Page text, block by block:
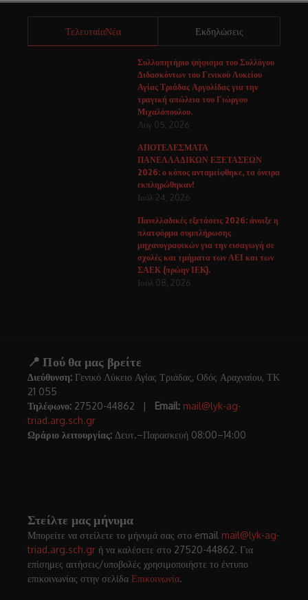
ΤελευταίαΝέα Εκδηλώσεις
Συλλυπητήριο ψήφισμα του Συλλόγου
Διδασκόντων του Γενικού Λυκείου
Αγίας Τριάδας Αργολίδας για την
τραγική απώλεια του Γιώργου
Μιχαλόπουλου.
Αυγ 05, 2026
ΑΠΟΤΕΛΕΣΜΑΤΑ
ΠΑΝΕΛΛΑΔΙΚΩΝ ΕΞΕΤΑΣΕΩΝ
2026: ο κόπος ανταμείφθηκε, τα όνειρα
εκπληρώθηκαν!
Ιούλ 24, 2026
Πανελλαδικές εξετάσεις 2026: άνοιξε η
πλατφόρμα συμπλήρωσης
μηχανογραφικών για την εισαγωγή σε
σχολές και τμήματα των ΑΕΙ και των
ΣΑΕΚ (πρώην ΙΕΚ).
Ιούλ 08, 2026
📍 Πού θα μας βρείτε
Διεύθυνση: Γενικό Λύκειο Αγίας Τριάδας, Οδός Αραχναίου, ΤΚ
21 055
Τηλέφωνο: 27520-44862 | Email: mail@lyk-ag-
triad.arg.sch.gr
Ωράριο λειτουργίας: Δευτ.–Παρασκευή 08:00–14:00
Στείλτε μας μήνυμα
Μπορείτε να στείλετε το μήνυμά σας στο email mail@lyk-ag-
triad.arg.sch.gr ή να καλέσετε στο 27520-44862. Για
επίσημες αιτήσεις/υποβολές χρησιμοποιήστε το έντυπο
επικοινωνίας στην σελίδα Επικοινωνία.